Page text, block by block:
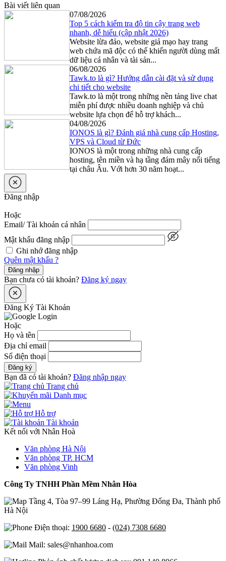
Bài viết liên quan
07/08/2026
Top 5 cách kiểm tra độ tin cậy trang web
nhanh, dễ hiểu (cập nhật 2026)
Website lừa đảo, website giả mạo hay trang
web chứa mã độc có thể khiến người dùng mất
dữ liệu cá nhân và tài sản...
06/08/2026
Tawk.to là gì? Hướng dẫn cài đặt và sử dụng
chi tiết cho website
Tawk.to là một trong những nền tảng live chat
miễn phí được nhiều doanh nghiệp và chủ
website lựa chọn để hỗ trợ khách...
04/08/2026
IONOS là gì? Đánh giá nhà cung cấp Hosting,
VPS và Cloud từ Đức
IONOS là một trong những nhà cung cấp
hosting, tên miền và hạ tầng đám mây nổi tiếng
tại châu Âu. Với hơn 30 năm hoạt...
Đăng nhập
Hoặc
Email/ Tài khoản cá nhân
Mật khẩu đăng nhập
Ghi nhớ đăng nhập
Quên mật khẩu ?
Đăng nhập
Bạn chưa có tài khoản? Đăng ký ngay
Đăng Ký Tài Khoản
Hoặc
Họ và tên
Địa chỉ email
Số điện thoại
Đăng ký
Bạn đã có tài khoản? Đăng nhập ngay
Trang chủ
Danh mục
Hỗ trợ
Tài khoản
Kết nối với Nhân Hoà
Văn phòng Hà Nội
Văn phòng TP. HCM
Văn phòng Vinh
Công Ty TNHH Phần Mềm Nhân Hòa
Tầng 4, Tòa 97–99 Láng Hạ, Phường Đống Đa, Thành phố
Hà Nội
Điện thoại: 1900 6680 - (024) 7308 6680
Mail: sales@nhanhoa.com